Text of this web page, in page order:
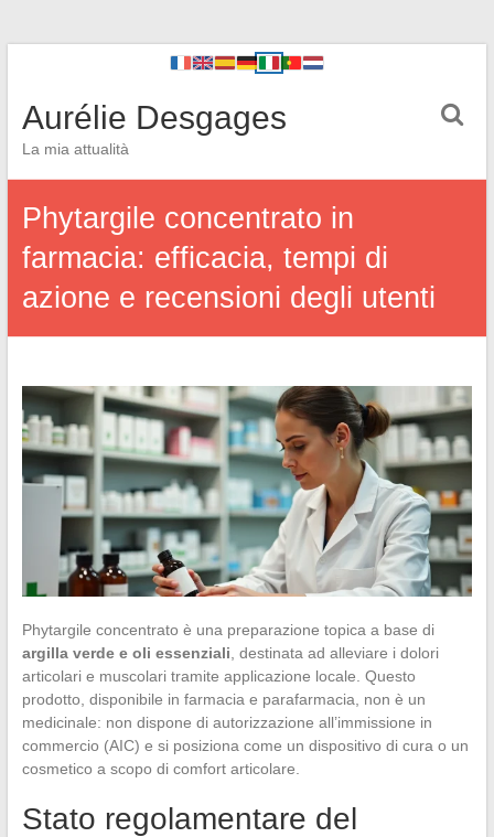
Aurélie Desgages
La mia attualità
Phytargile concentrato in
farmacia: efficacia, tempi di
azione e recensioni degli utenti
Phytargile concentrato è una preparazione topica a base di
argilla verde e oli essenziali , destinata ad alleviare i dolori
articolari e muscolari tramite applicazione locale. Questo
prodotto, disponibile in farmacia e parafarmacia, non è un
medicinale: non dispone di autorizzazione all’immissione in
commercio (AIC) e si posiziona come un dispositivo di cura o un
cosmetico a scopo di comfort articolare.
Stato regolamentare del